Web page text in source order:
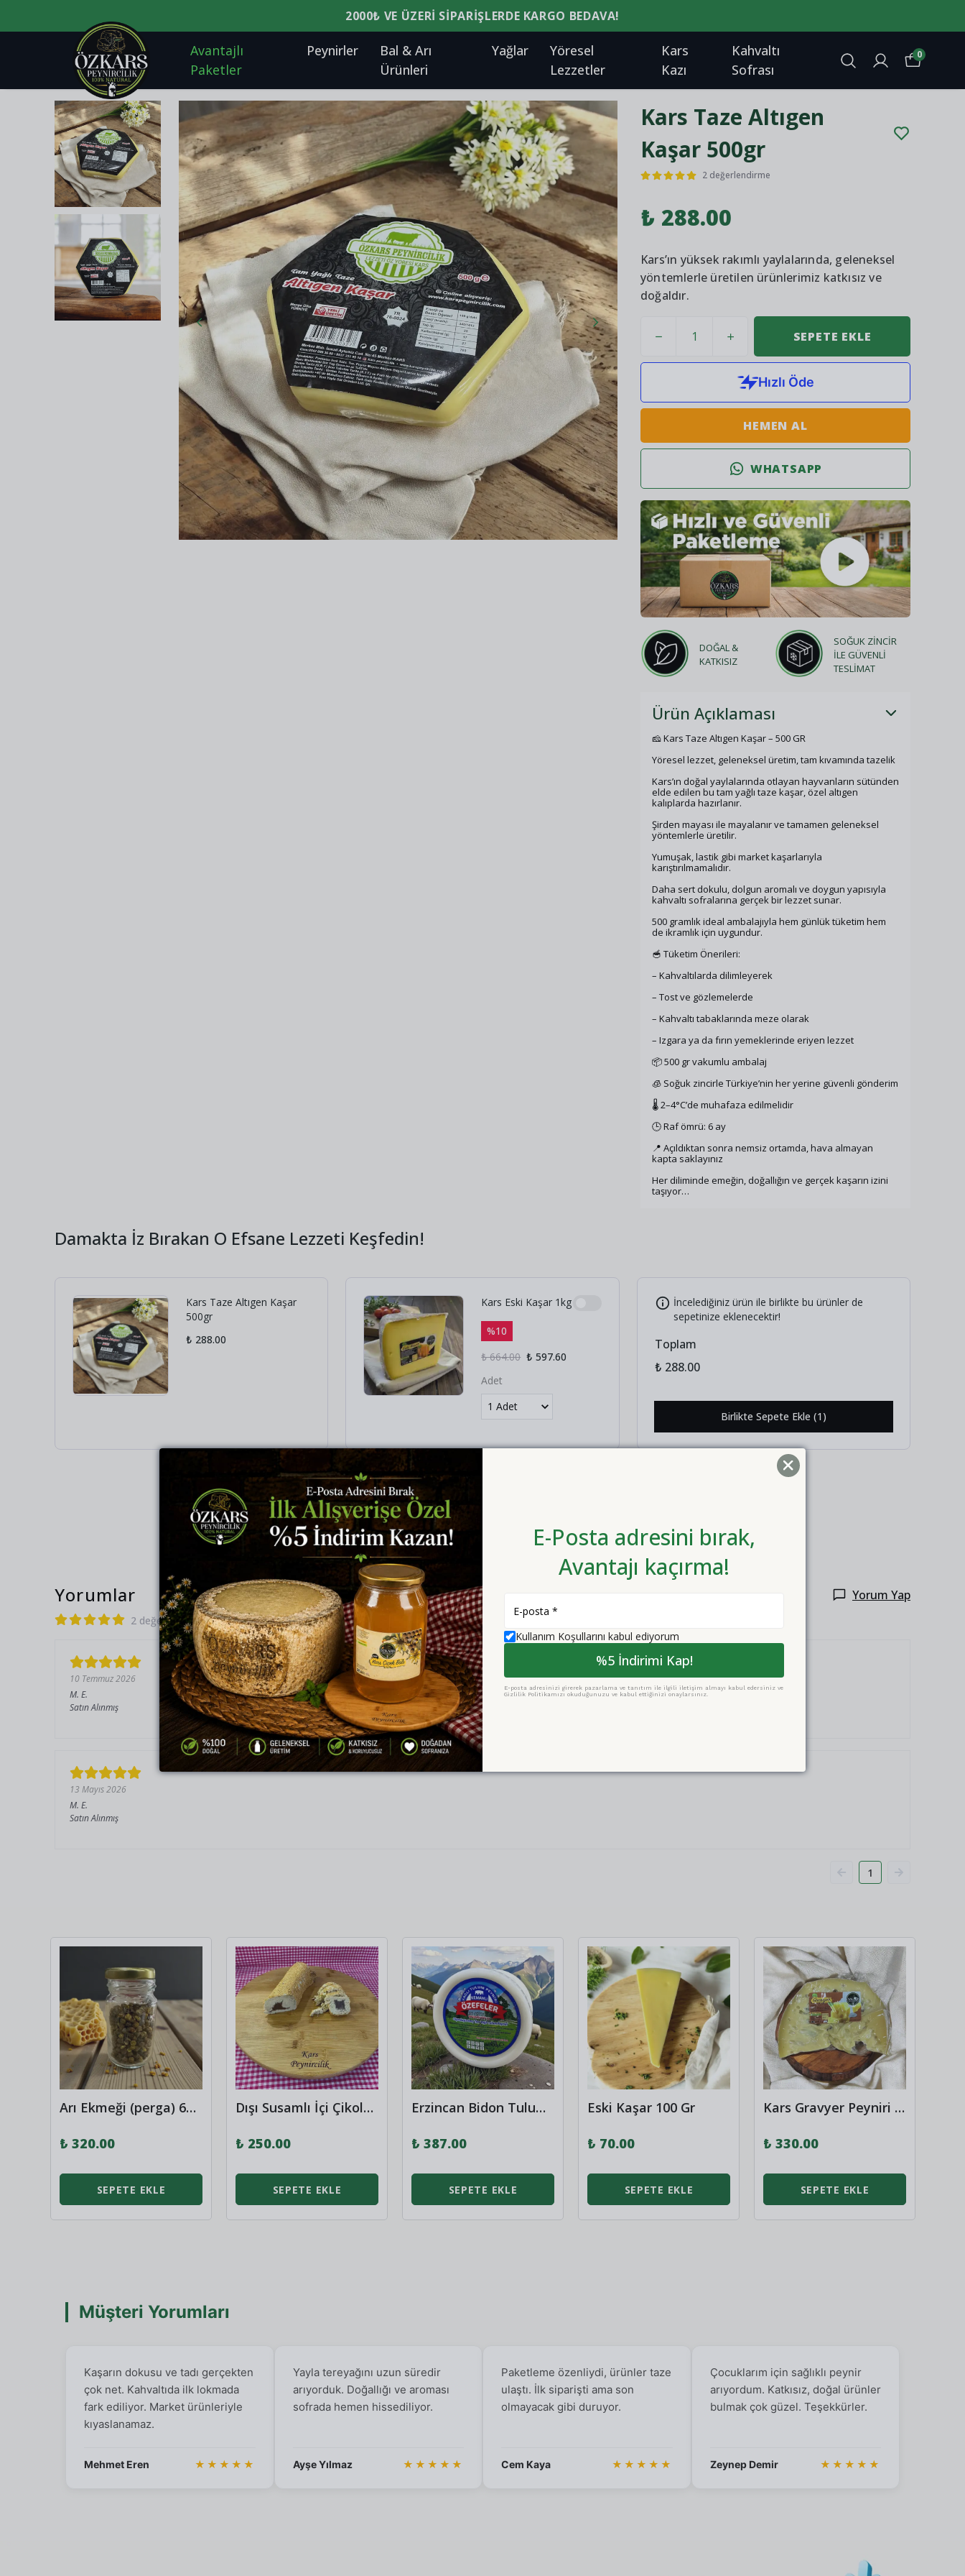
Avantajlı
Paketler
Peynirler
Bal & Arı
Ürünleri
Yağlar
Yöresel
Lezzetler
Kars
Kazı
Kahvaltı
Sofrası
0
Kars Taze Altıgen
Kaşar 500gr
2 değerlendirme
₺ 288.00
Kars’ın yüksek rakımlı yaylalarında, geleneksel
yöntemlerle üretilen ürünlerimiz katkısız ve
doğaldır.
SEPETE EKLE
HEMEN AL
WHATSAPP
DOĞAL &
KATKISIZ
SOĞUK ZİNCİR
İLE GÜVENLİ
TESLİMAT
Ürün Açıklaması
🧀 Kars Taze Altıgen Kaşar – 500 GR
Yöresel lezzet, geleneksel üretim, tam kıvamında tazelik
Kars’ın doğal yaylalarında otlayan hayvanların sütünden
elde edilen bu tam yağlı taze kaşar, özel altıgen
kalıplarda hazırlanır.
Şirden mayası ile mayalanır ve tamamen geleneksel
yöntemlerle üretilir.
Yumuşak, lastik gibi market kaşarlarıyla
karıştırılmamalıdır.
Daha sert dokulu, dolgun aromalı ve doygun yapısıyla
kahvaltı sofralarına gerçek bir lezzet sunar.
500 gramlık ideal ambalajıyla hem günlük tüketim hem
de ikramlık için uygundur.
🥣 Tüketim Önerileri:
– Kahvaltılarda dilimleyerek
– Tost ve gözlemelerde
– Kahvaltı tabaklarında meze olarak
– Izgara ya da fırın yemeklerinde eriyen lezzet
📦 500 gr vakumlu ambalaj
🧊 Soğuk zincirle Türkiye’nin her yerine güvenli gönderim
🌡️ 2–4°C’de muhafaza edilmelidir
🕒 Raf ömrü: 6 ay
📍 Açıldıktan sonra nemsiz ortamda, hava almayan
kapta saklayınız
Her diliminde emeğin, doğallığın ve gerçek kaşarın izini
taşıyor…
Damakta İz Bırakan O Efsane Lezzeti Keşfedin!
Kars Taze Altıgen Kaşar
500gr
₺ 288.00
Kars Eski Kaşar 1kg
%10
₺ 664.00 ₺ 597.60
Adet
İncelediğiniz ürün ile birlikte bu ürünler de
sepetinize eklenecektir!
Toplam
₺ 288.00
Birlikte Sepete Ekle (1)
Yorumlar Yorum Yap
2 değerlendirmeye göre
10 Temmuz 2026
M. E.
Satın Alınmış
13 Mayıs 2026
M. E.
Satın Alınmış
1
Arı Ekmeği (perga) 60 gr
₺ 320.00
SEPETE EKLE
Dışı Susamlı İçi Çikolatalı Helva 500 Gr
₺ 250.00
SEPETE EKLE
Erzincan Bidon Tulum Peyniri 450 gr
₺ 387.00
SEPETE EKLE
Eski Kaşar 100 Gr
₺ 70.00
SEPETE EKLE
Kars Gravyer Peyniri 250gr
₺ 330.00
SEPETE EKLE
Müşteri Yorumları
Kaşarın dokusu ve tadı gerçekten
çok net. Kahvaltıda ilk lokmada
fark ediliyor. Market ürünleriyle
kıyaslanamaz.
Mehmet Eren ★★★★★
Yayla tereyağını uzun süredir
arıyorduk. Doğallığı ve aroması
sofrada hemen hissediliyor.
Ayşe Yılmaz ★★★★★
Paketleme özenliydi, ürünler taze
ulaştı. İlk siparişti ama son
olmayacak gibi duruyor.
Cem Kaya ★★★★★
Çocuklarım için sağlıklı peynir
arıyordum. Katkısız, doğal ürünler
bulmak çok güzel. Teşekkürler.
Zeynep Demir ★★★★★
E-Posta adresini bırak,
Avantajı kaçırma!
Kullanım Koşullarını kabul ediyorum
%5 İndirimi Kap!
E-posta adresinizi girerek pazarlama ve tanıtım ile ilgili iletişim almayı kabul edersiniz ve
Gizlilik Politikamızı okuduğunuzu ve kabul ettiğinizi onaylarsınız.